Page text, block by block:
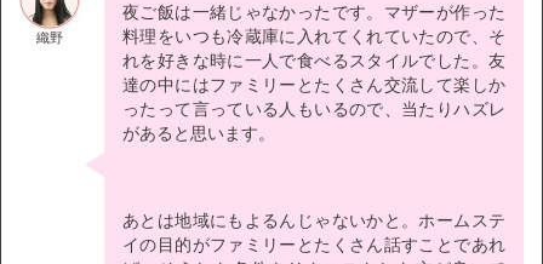
織野
夜ご飯は一緒じゃなかったです。マザーが作った
料理をいつも冷蔵庫に入れてくれていたので、そ
れを好きな時に一人で食べるスタイルでした。友
達の中にはファミリーとたくさん交流して楽しか
ったって言っている人もいるので、当たりハズレ
があると思います。
あとは地域にもよるんじゃないかと。ホームステ
イの目的がファミリーとたくさん話すことであれ